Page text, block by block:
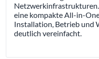
eine kompakte All-in-
Installation, Betrieb und
deutlich vereinfacht.